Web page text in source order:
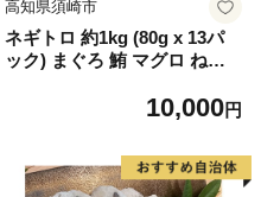
高知県須崎市
ネギトロ 約1kg (80g x 13パ
ック) まぐろ 鮪 マグロ ねぎ
身 マグロのたたき TY051
10,000円